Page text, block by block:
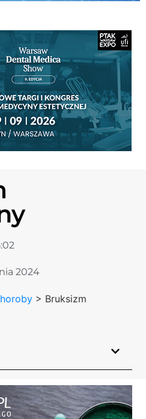
2024
> Bruksizm